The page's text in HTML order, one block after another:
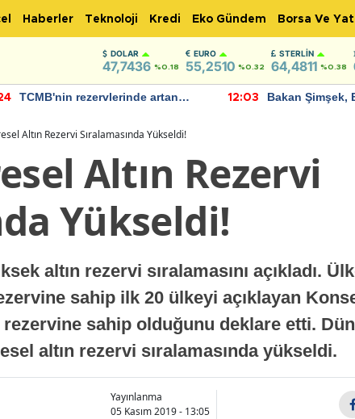
Haberler Teknoloji Kredi Eko Gündem Borsa Ve
DOLAR
47,7436 %0.18
EURO
55,2510 %0.32
STERLIN
64,4811 %0.38
TCMB'nin rezervlerinde artan
12:03
Bakan Şimşek,
Altın Rezervi Sıralamasında Yükseldi!
Altın Rezervi
Yükseldi!
altın rezervi sıralamasını açıkladı.
sahip ilk 20 ülkeyi açıklayan
sahip olduğunu deklare etti.
altın rezervi sıralamasında yükseldi.
Yayınlanma
05 Kasım 2019 - 13:05